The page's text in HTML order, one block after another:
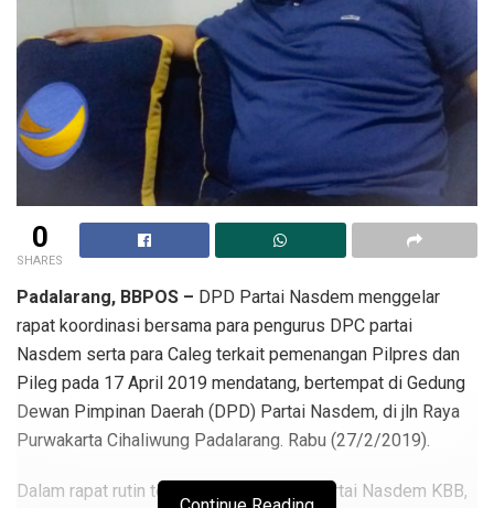
0
SHARES
Padalarang, BBPOS – DPD Partai Nasdem menggelar
rapat koordinasi bersama para pengurus DPC partai
Nasdem serta para Caleg terkait pemenangan Pilpres dan
Pileg pada 17 April 2019 mendatang, bertempat di Gedung
Dewan Pimpinan Daerah (DPD) Partai Nasdem, di jln Raya
Purwakarta Cihaliwung Padalarang. Rabu (27/2/2019).
Dalam rapat rutin tersebut, Ketua DPD Partai Nasdem KBB,